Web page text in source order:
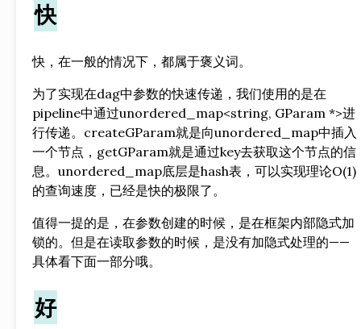
快
快，在一般的情况下，都属于褒义词。
为了实现在dag中参数的快速传递，我们使用的是在
pipeline中通过unordered_map<string, GParam *>进
行传递。createGParam就是向unordered_map中插入
一个节点，getGParam就是通过key去获取这个节点的信
息。unordered_map底层是hash表，可以实现理论O(1)
的查询速度，已经是快的极限了。
值得一提的是，在参数创建的时候，是在框架内部隐式加
锁的。但是在读取参数的时候，是没有加隐式处理的——
具体看下面一部分哦。
好